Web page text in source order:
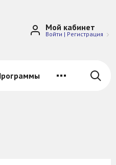
Мой кабинет
Войти | Регистрация